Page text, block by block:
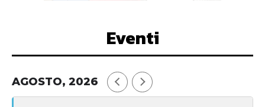
Eventi
AGOSTO, 2026